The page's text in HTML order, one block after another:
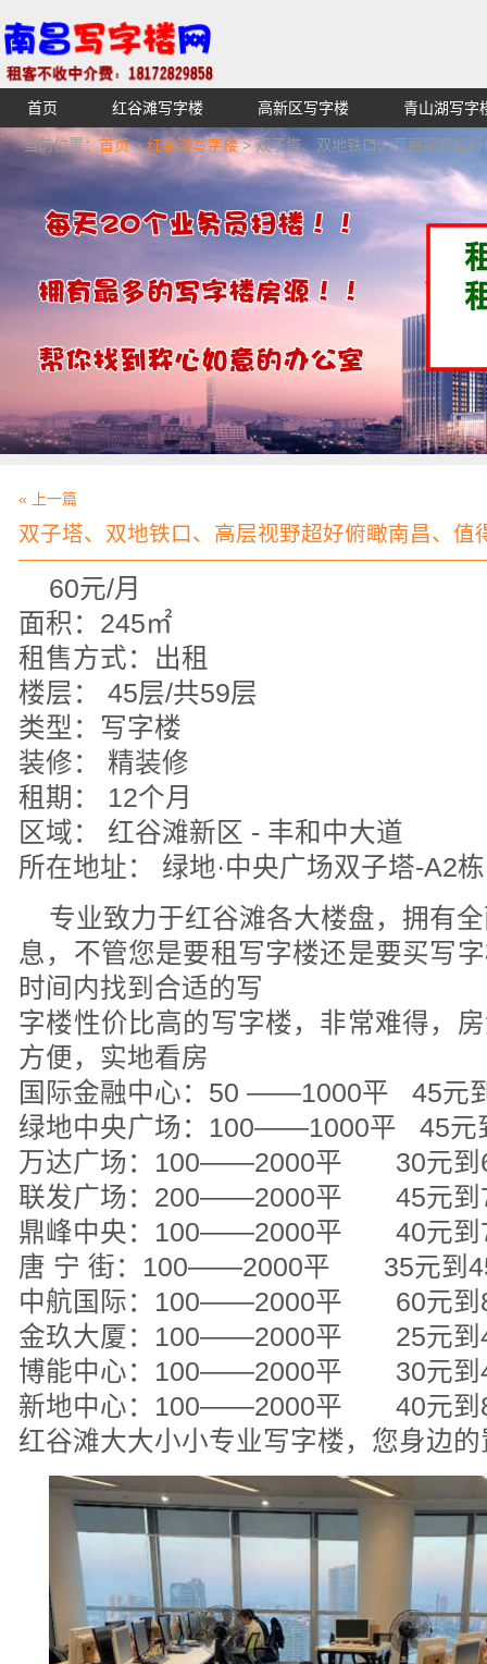
【不收中介费】南昌写字楼出租租赁招租出售,找高端高
湖青云谱写字楼
首页 红谷滩写字楼 高新区写字楼 青山湖写字
当前位置： 首页>红谷滩写字楼> 双子塔、双地铁口、高层视野超
« 上一篇
双子塔、双地铁口、高层视野超好俯瞰南昌、值
60元/月
面积：245㎡
租售方式：出租
楼层： 45层/共59层
类型：写字楼
装修： 精装修
租期： 12个月
区域： 红谷滩新区 - 丰和中大道
所在地址： 绿地·中央广场双子塔-A2栋
专业致力于红谷滩各大楼盘，拥有
息，不管您是要租写字楼还是要买写
时间内找到合适的写
字楼性价比高的写字楼，非常难得，
方便，实地看房
国际金融中心：50 ——1000平 45元
绿地中央广场：100——1000平 45元
万达广场：100——2000平 30元到
联发广场：200——2000平 45元到
鼎峰中央：100——2000平 40元到
唐 宁 街：100——2000平 35元到
中航国际：100——2000平 60元到
金玖大厦：100——2000平 25元到
博能中心：100——2000平 30元到
新地中心：100——2000平 40元到
红谷滩大大小小专业写字楼，您身边